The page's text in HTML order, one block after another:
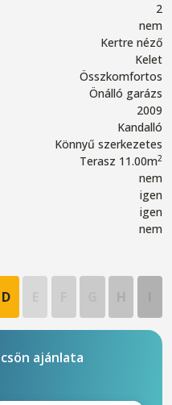
2
nem
Kertre néző
Kelet
Összkomfortos
Önálló garázs
2009
Kandalló
Könnyű szerkezetes
Terasz 11.00m2
nem
igen
igen
nem
D
ajánlata